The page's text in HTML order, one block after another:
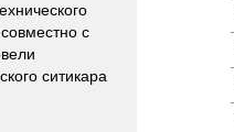
с
ситикара